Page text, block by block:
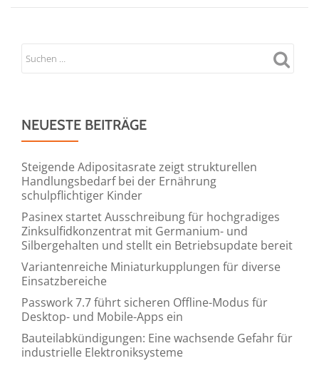
NEUESTE BEITRÄGE
Steigende Adipositasrate zeigt strukturellen
Handlungsbedarf bei der Ernährung
schulpflichtiger Kinder
Pasinex startet Ausschreibung für hochgradiges
Zinksulfidkonzentrat mit Germanium- und
Silbergehalten und stellt ein Betriebsupdate bereit
Variantenreiche Miniaturkupplungen für diverse
Einsatzbereiche
Passwork 7.7 führt sicheren Offline-Modus für
Desktop- und Mobile-Apps ein
Bauteilabkündigungen: Eine wachsende Gefahr für
industrielle Elektroniksysteme